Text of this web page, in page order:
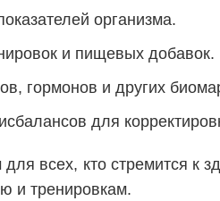
организма.
и пищевых добавок.
гормонов и других
для
всех, кто стремится к
и тренировкам.